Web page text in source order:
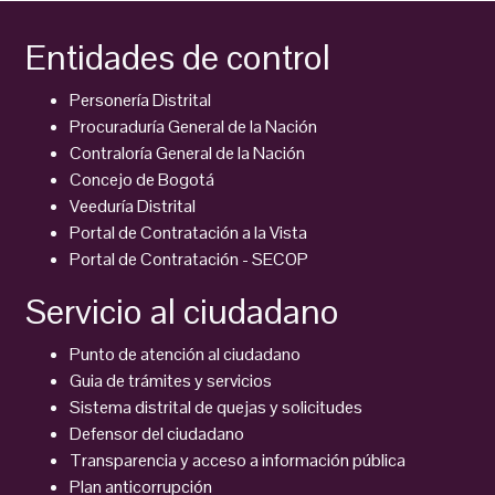
Entidades de control
Personería Distrital
Procuraduría General de la Nación
Contraloría General de la Nación
Concejo de Bogotá
Veeduría Distrital
Portal de Contratación a la Vista
Portal de Contratación - SECOP
Servicio al ciudadano
Punto de atención al ciudadano
Guia de trámites y servicios
Sistema distrital de quejas y solicitudes
Defensor del ciudadano
Transparencia y acceso a información pública
Plan anticorrupción